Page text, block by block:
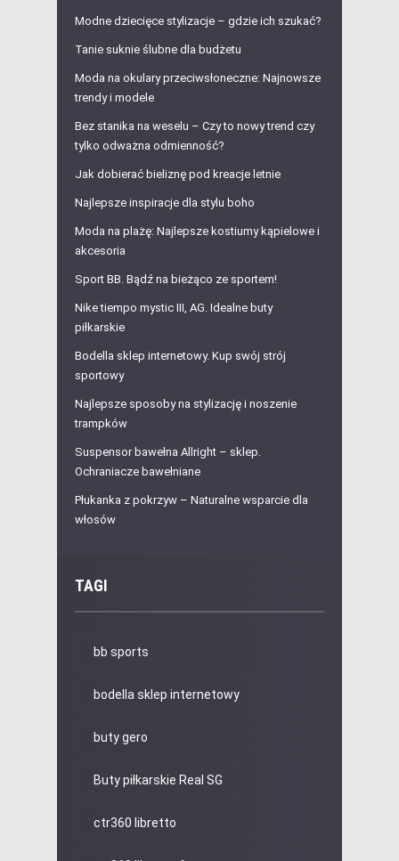
Modne dziecięce stylizacje – gdzie ich szukać?
Tanie suknie ślubne dla budżetu
Moda na okulary przeciwsłoneczne: Najnowsze
trendy i modele
Bez stanika na weselu – Czy to nowy trend czy
tylko odważna odmienność?
Jak dobierać bieliznę pod kreacje letnie
Najlepsze inspiracje dla stylu boho
Moda na plażę: Najlepsze kostiumy kąpielowe i
akcesoria
Sport BB. Bądź na bieżąco ze sportem!
Nike tiempo mystic III, AG. Idealne buty
piłkarskie
Bodella sklep internetowy. Kup swój strój
sportowy
Najlepsze sposoby na stylizację i noszenie
trampków
Suspensor bawełna Allright – sklep.
Ochraniacze bawełniane
Płukanka z pokrzyw – Naturalne wsparcie dla
włosów
TAGI
bb sports
bodella sklep internetowy
buty gero
Buty piłkarskie Real SG
ctr360 libretto